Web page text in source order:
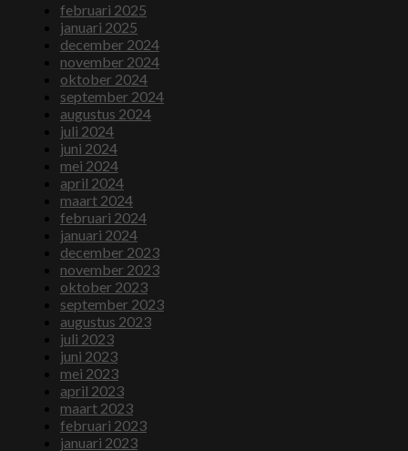
februari 2025
januari 2025
december 2024
november 2024
oktober 2024
september 2024
augustus 2024
juli 2024
juni 2024
mei 2024
april 2024
maart 2024
februari 2024
januari 2024
december 2023
november 2023
oktober 2023
september 2023
augustus 2023
juli 2023
juni 2023
mei 2023
april 2023
maart 2023
februari 2023
januari 2023